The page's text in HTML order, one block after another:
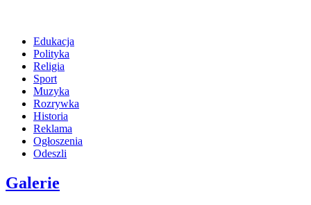
Edukacja
Polityka
Religia
Sport
Muzyka
Rozrywka
Historia
Reklama
Ogłoszenia
Odeszli
Galerie